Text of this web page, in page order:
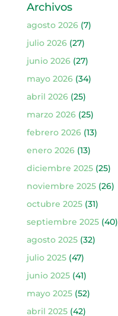
Archivos
agosto 2026(7)
julio 2026(27)
junio 2026(27)
mayo 2026(34)
abril 2026(25)
marzo 2026(25)
febrero 2026(13)
enero 2026(13)
diciembre 2025(25)
noviembre 2025(26)
octubre 2025(31)
septiembre 2025(40)
agosto 2025(32)
julio 2025(47)
junio 2025(41)
mayo 2025(52)
abril 2025(42)